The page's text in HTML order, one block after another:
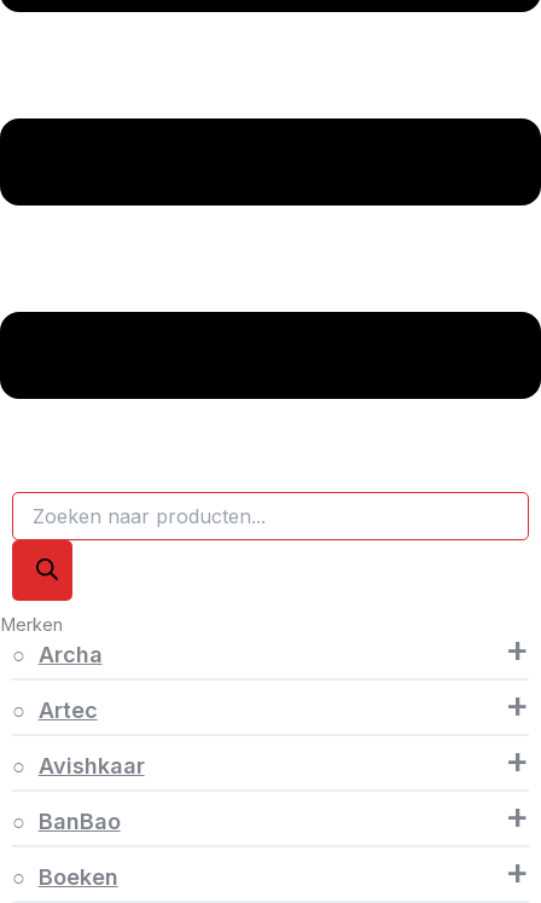
Merken
Archa +
Artec +
Avishkaar +
BanBao +
Boeken +